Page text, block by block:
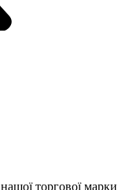
нашої торгової марки